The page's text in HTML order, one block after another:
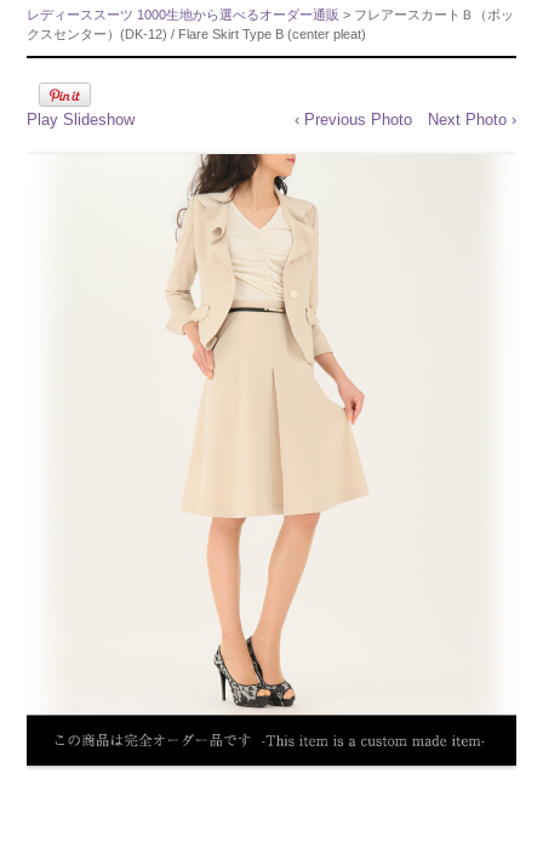
レディーススーツ 1000生地から選べるオーダー通販 > フレアースカートＢ（ボッ
クスセンター）(DK-12) / Flare Skirt Type B (center pleat)
Play Slideshow ‹ Previous Photo Next Photo ›